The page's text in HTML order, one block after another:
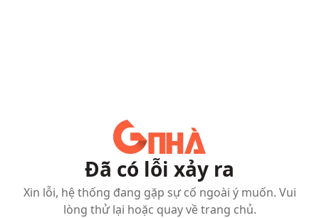
Đã có lỗi xảy ra
Xin lỗi, hệ thống đang gặp sự cố ngoài ý muốn. Vui
lòng thử lại hoặc quay về trang chủ.